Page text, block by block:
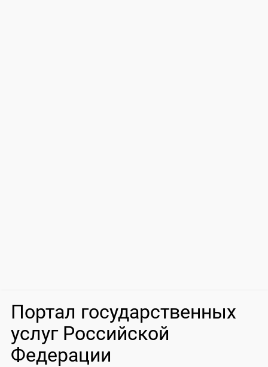
Портал государственных
услуг Российской
Федерации